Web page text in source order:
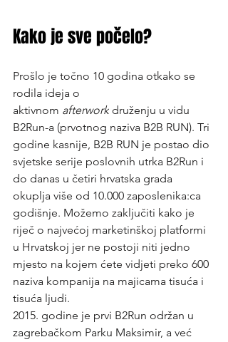
Kako je sve počelo?
Prošlo je točno 10 godina otkako se
rodila ideja o
aktivnom afterwork druženju u vidu
B2Run-a (prvotnog naziva B2B RUN). Tri
godine kasnije, B2B RUN je postao dio
svjetske serije poslovnih utrka B2Run i
do danas u četiri hrvatska grada
okuplja više od 10.000 zaposlenika:ca
godišnje. Možemo zaključiti kako je
riječ o najvećoj marketinškoj platformi
u Hrvatskoj jer ne postoji niti jedno
mjesto na kojem ćete vidjeti preko 600
naziva kompanija na majicama tisuća i
tisuća ljudi.
2015. godine je prvi B2Run održan u
zagrebačkom Parku Maksimir, a već